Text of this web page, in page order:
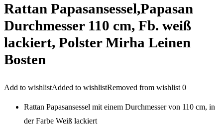
Rattan Papasansessel,Papasan
Durchmesser 110 cm, Fb. weiß
lackiert, Polster Mirha Leinen
Bosten
Add to wishlistAdded to wishlistRemoved from wishlist 0
Rattan Papasansessel mit einem Durchmesser von 110 cm, in
der Farbe Weiß lackiert